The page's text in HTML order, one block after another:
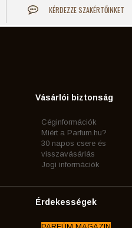
KÉRDEZZE SZAKÉRTŐINKET
Vásárlói biztonság
Céginformációk
Miért a Parfum.hu?
30 napos csere és
visszavásárlás
Jogi információk
Érdekességek
PARFÜM MAGAZIN